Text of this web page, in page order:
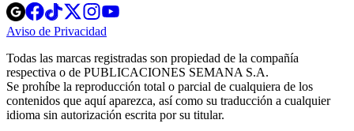
Opens
in
new
Opens
in
new
Opens
in
new
window
Opens
new
windowwindow
Aviso de Privacidad
new
window
Todas las marcas registradas son propiedad de la compañía
respectiva o de PUBLICACIONES SEMANA S.A.
Se prohíbe la reproducción total o parcial de cualquiera de los
contenidos que aquí aparezca, así como su traducción a cualquier
idioma sin autorización escrita por su titular.